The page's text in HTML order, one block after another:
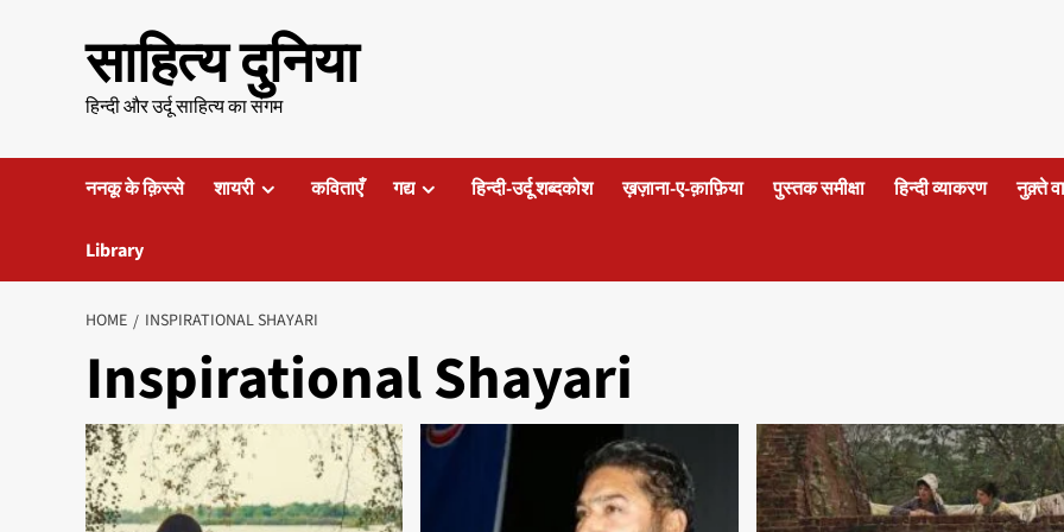
साहित्य दुनिया
हिन्दी और उर्दू साहित्य का संगम
ननकू के क़िस्से शायरी कविताएँ गद्य हिन्दी-उर्दू शब्दकोश ख़ज़ाना-ए-क़ाफ़िया पुस्तक समीक्षा हिन्दी व्याकरण नुक़्ते
Library
HOME INSPIRATIONAL SHAYARI
Inspirational Shayari